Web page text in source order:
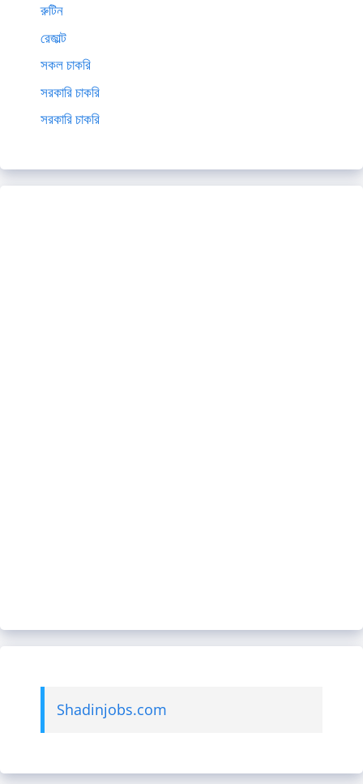
রুটিন
রেজাল্ট
সকল চাকরি
সরকারি চাকরি
সরকারি চাকরি
Shadinjobs.com